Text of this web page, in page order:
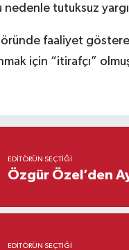
nedenle tutuksuz
faaliyet
için “itirafçı”
EDITÖRÜN SEÇTIĞI
Özgür Özel’den
EDITÖRÜN SEÇTIĞI